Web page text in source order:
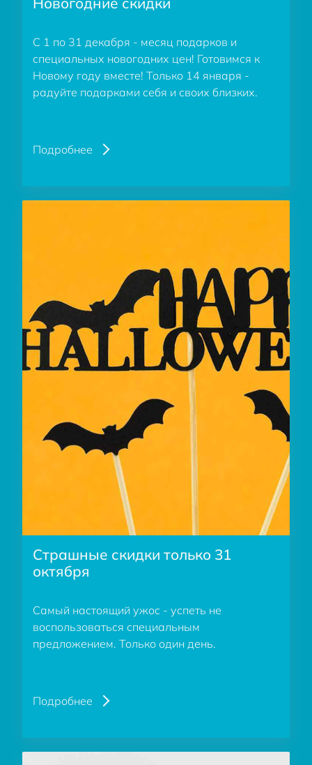
С 1 по 31 декабря - месяц подарков и
специальных новогодних цен! Готовимся к
Новому году вместе! Только 14 января -
радуйте подарками себя и своих близких.
Подробнее
Страшные скидки только 31
октября
Самый настоящий ужос - успеть не
воспользоваться специальным
предложением. Только один день.
Подробнее